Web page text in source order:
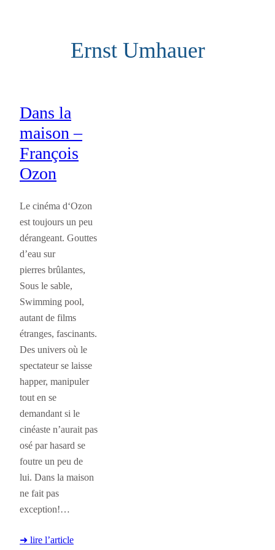
Ernst Umhauer
Dans la
maison –
François
Ozon
Le cinéma d‘Ozon
est toujours un peu
dérangeant. Gouttes
d’eau sur
pierres brûlantes,
Sous le sable,
Swimming pool,
autant de films
étranges, fascinants.
Des univers où le
spectateur se laisse
happer, manipuler
tout en se
demandant si le
cinéaste n’aurait pas
osé par hasard se
foutre un peu de
lui. Dans la maison
ne fait pas
exception!…
➜ lire l’article